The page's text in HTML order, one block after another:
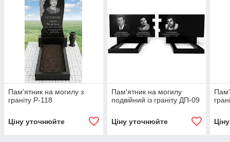
Пам'ятник на могилу з
граніту Р-118
Ціну уточнюйте
Пам'ятник на могилу
подвійний із граніту ДП-09
Ціну уточнюйте